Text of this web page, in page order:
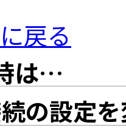
戻る
は…
の設定